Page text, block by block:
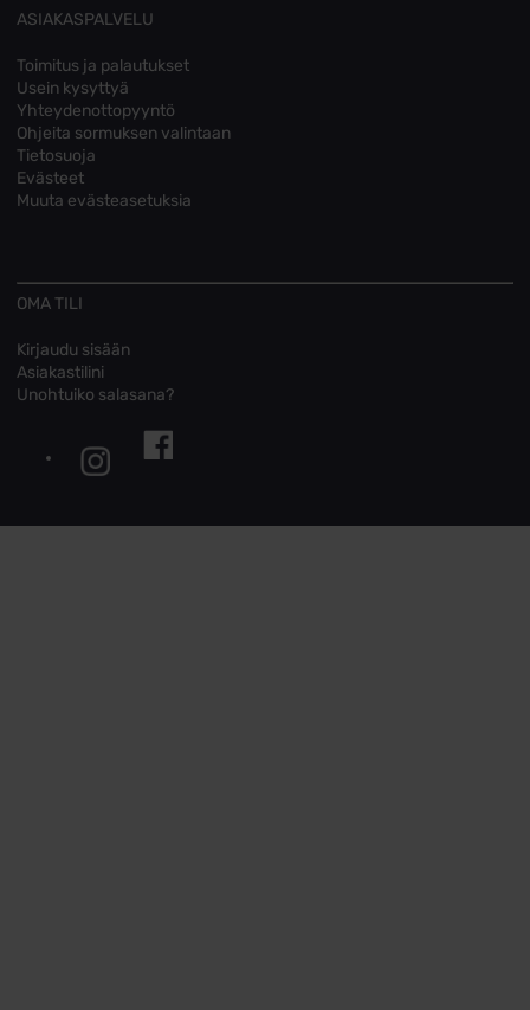
ASIAKASPALVELU
Toimitus ja palautukset
Usein kysyttyä
Yhteydenottopyyntö
Ohjeita sormuksen valintaan
Tietosuoja
Evästeet
Muuta evästeasetuksia
OMA TILI
Kirjaudu sisään
Asiakastilini
Unohtuiko salasana?